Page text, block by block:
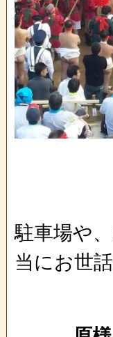
駐車場や
当にお世